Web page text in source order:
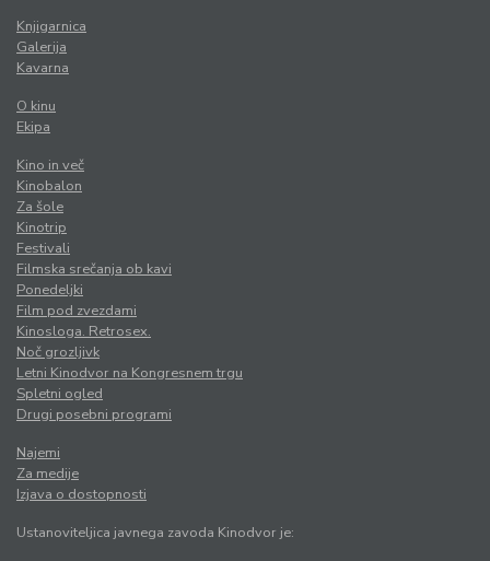
Knjigarnica
Galerija
Kavarna
O kinu
Ekipa
Kino in več
Kinobalon
Za šole
Kinotrip
Festivali
Filmska srečanja ob kavi
Ponedeljki
Film pod zvezdami
Kinosloga. Retrosex.
Noč grozljivk
Letni Kinodvor na Kongresnem trgu
Spletni ogled
Drugi posebni programi
Najemi
Za medije
Izjava o dostopnosti
Ustanoviteljica javnega zavoda Kinodvor je: